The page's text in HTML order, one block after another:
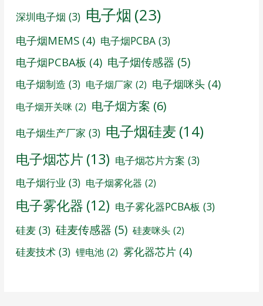
深圳电子烟 (3) 电子烟 (23)
电子烟MEMS (4) 电子烟PCBA (3)
电子烟PCBA板 (4) 电子烟传感器 (5)
电子烟制造 (3) 电子烟厂家 (2) 电子烟咪头 (4)
电子烟开关咪 (2) 电子烟方案 (6)
电子烟生产厂家 (3) 电子烟硅麦 (14)
电子烟芯片 (13) 电子烟芯片方案 (3)
电子烟行业 (3) 电子烟雾化器 (2)
电子雾化器 (12) 电子雾化器PCBA板 (3)
硅麦 (3) 硅麦传感器 (5) 硅麦咪头 (2)
硅麦技术 (3) 锂电池 (2) 雾化器芯片 (4)